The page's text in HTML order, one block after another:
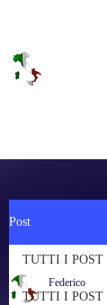
Post
TUTTI I POST
TUTTI I POST
Federico